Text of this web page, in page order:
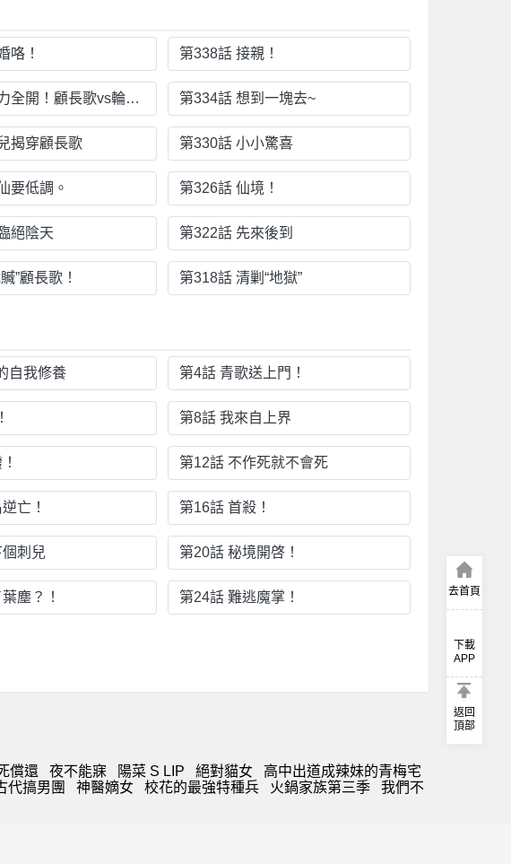
咯！ 第338話 接親！
第335話 火力全開！顧長歌vs輪迴古天尊！ 第334話 想到一塊去~
揭穿顧長歌 第330話 小小驚喜
要低調。 第326話 仙境！
絕陰天 第322話 先來後到
”顧長歌！ 第318話 清剿“地獄”
自我修養 第4話 青歌送上門！
第8話 我來自上界
第12話 不作死就不會死
亡！ 第16話 首殺！
刺兒 第20話 秘境開啓！
塵？！ 第24話 難逃魔掌！
償還 夜不能寐 陽菜 S LIP 絕對貓女
高中出道成辣妹的青梅宅
代搞男團 神醫嫡女 校花的最強特種兵 火鍋家族第三季
我們不
去首頁
下載
APP
返回
頂部